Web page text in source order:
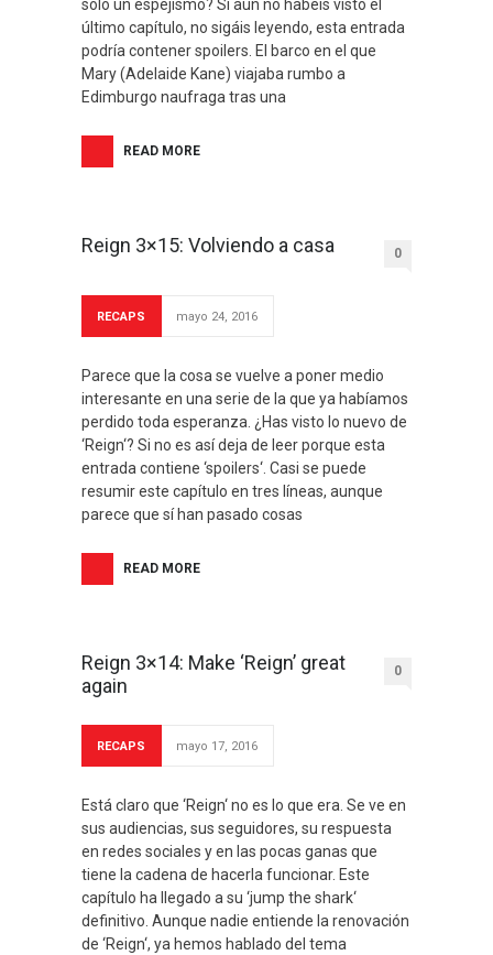
sólo un espejismo? Si aún no habéis visto el
último capítulo, no sigáis leyendo, esta entrada
podría contener spoilers. El barco en el que
Mary (Adelaide Kane) viajaba rumbo a
Edimburgo naufraga tras una
READ MORE
Reign 3×15: Volviendo a casa 0
RECAPS mayo 24, 2016
Parece que la cosa se vuelve a poner medio
interesante en una serie de la que ya habíamos
perdido toda esperanza. ¿Has visto lo nuevo de
‘Reign‘? Si no es así deja de leer porque esta
entrada contiene ‘spoilers‘. Casi se puede
resumir este capítulo en tres líneas, aunque
parece que sí han pasado cosas
READ MORE
Reign 3×14: Make ‘Reign’ great
again
0
RECAPS mayo 17, 2016
Está claro que ‘Reign‘ no es lo que era. Se ve en
sus audiencias, sus seguidores, su respuesta
en redes sociales y en las pocas ganas que
tiene la cadena de hacerla funcionar. Este
capítulo ha llegado a su ‘jump the shark‘
definitivo. Aunque nadie entiende la renovación
de ‘Reign‘, ya hemos hablado del tema